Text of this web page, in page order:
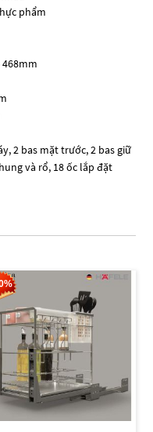
phẩm
2 bas mặt trước, 2 bas giữ
và rổ, 18 ốc lắp đặt